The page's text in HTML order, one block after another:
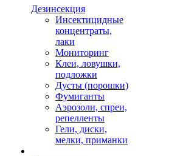
Дезинсекция
Инсектицидные
концентраты,
лаки
Мониторинг
Клеи, ловушки,
подложки
Дусты (порошки)
Фумиганты
Аэрозоли, спреи,
репелленты
Гели, диски,
мелки, приманки